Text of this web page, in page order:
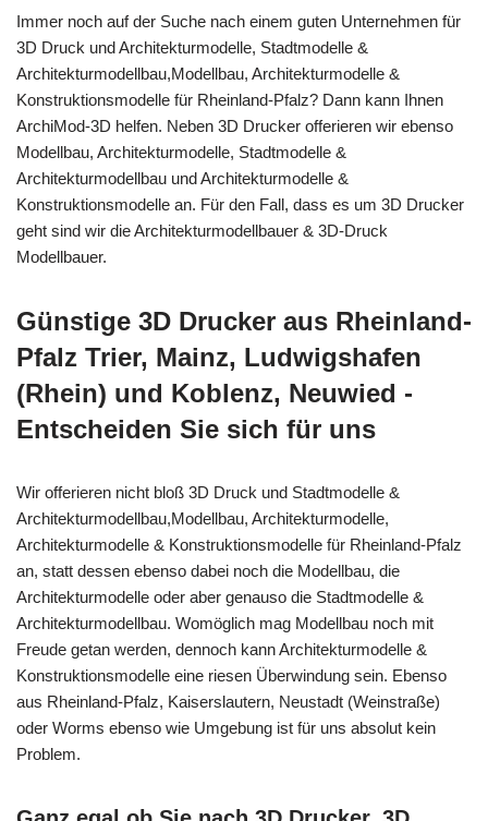
Immer noch auf der Suche nach einem guten Unternehmen für
3D Druck und Architekturmodelle, Stadtmodelle &
Architekturmodellbau,Modellbau, Architekturmodelle &
Konstruktionsmodelle für Rheinland-Pfalz? Dann kann Ihnen
ArchiMod-3D helfen. Neben 3D Drucker offerieren wir ebenso
Modellbau, Architekturmodelle, Stadtmodelle &
Architekturmodellbau und Architekturmodelle &
Konstruktionsmodelle an. Für den Fall, dass es um 3D Drucker
geht sind wir die Architekturmodellbauer & 3D-Druck
Modellbauer.
Günstige 3D Drucker aus Rheinland-
Pfalz Trier, Mainz, Ludwigshafen
(Rhein) und Koblenz, Neuwied -
Entscheiden Sie sich für uns
Wir offerieren nicht bloß 3D Druck und Stadtmodelle &
Architekturmodellbau,Modellbau, Architekturmodelle,
Architekturmodelle & Konstruktionsmodelle für Rheinland-Pfalz
an, statt dessen ebenso dabei noch die Modellbau, die
Architekturmodelle oder aber genauso die Stadtmodelle &
Architekturmodellbau. Womöglich mag Modellbau noch mit
Freude getan werden, dennoch kann Architekturmodelle &
Konstruktionsmodelle eine riesen Überwindung sein. Ebenso
aus Rheinland-Pfalz, Kaiserslautern, Neustadt (Weinstraße)
oder Worms ebenso wie Umgebung ist für uns absolut kein
Problem.